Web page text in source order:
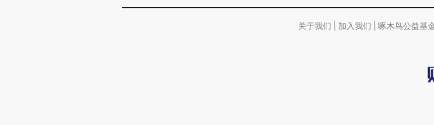
关于我们 加入我们 啄木鸟公益基